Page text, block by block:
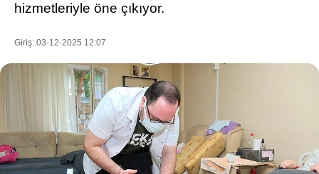
EĞİTİM
hizmetleriyle öne çıkıyor.
Giriş: 03-12-2025 12:07